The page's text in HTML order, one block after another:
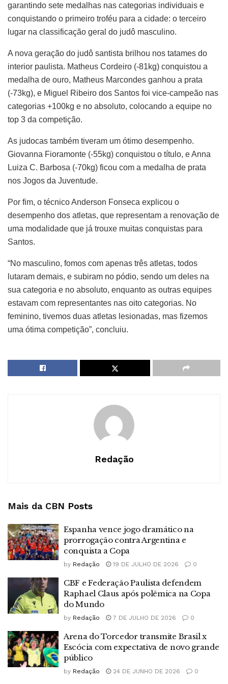
garantindo sete medalhas nas categorias individuais e
conquistando o primeiro troféu para a cidade: o terceiro
lugar na classificação geral do judô masculino.
A nova geração do judô santista brilhou nos tatames do
interior paulista. Matheus Cordeiro (-81kg) conquistou a
medalha de ouro, Matheus Marcondes ganhou a prata
(-73kg), e Miguel Ribeiro dos Santos foi vice-campeão nas
categorias +100kg e no absoluto, colocando a equipe no
top 3 da competição.
As judocas também tiveram um ótimo desempenho.
Giovanna Fioramonte (-55kg) conquistou o título, e Anna
Luiza C. Barbosa (-70kg) ficou com a medalha de prata
nos Jogos da Juventude.
Por fim, o técnico Anderson Fonseca explicou o
desempenho dos atletas, que representam a renovação de
uma modalidade que já trouxe muitas conquistas para
Santos.
“No masculino, fomos com apenas três atletas, todos
lutaram demais, e subiram no pódio, sendo um deles na
sua categoria e no absoluto, enquanto as outras equipes
estavam com representantes nas oito categorias. No
feminino, tivemos duas atletas lesionadas, mas fizemos
uma ótima competição”, concluiu.
Redação
Mais da CBN Posts
Espanha vence jogo dramático na
prorrogação contra Argentina e
conquista a Copa
by Redação 19 DE JULHO DE 2026 0
CBF e Federação Paulista defendem
Raphael Claus após polêmica na Copa
do Mundo
by Redação 7 DE JULHO DE 2026 0
Arena do Torcedor transmite Brasil x
Escócia com expectativa de novo grande
público
by Redação 24 DE JUNHO DE 2026 0